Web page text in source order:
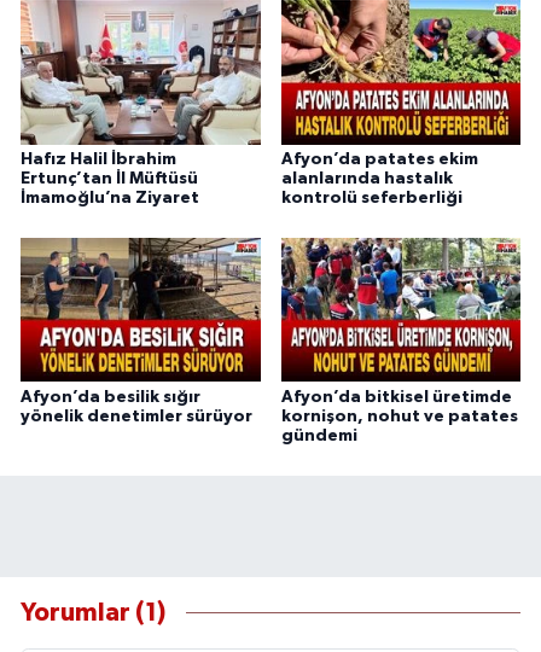
Hafız Halil İbrahim
Ertunç’tan İl Müftüsü
İmamoğlu’na Ziyaret
Afyon’da patates ekim
alanlarında hastalık
kontrolü seferberliği
Afyon’da besilik sığır
yönelik denetimler sürüyor
Afyon’da bitkisel üretimde
kornişon, nohut ve patates
gündemi
Yorumlar (1)